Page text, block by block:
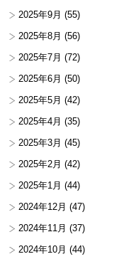
2025年9月 (55)
2025年8月 (56)
2025年7月 (72)
2025年6月 (50)
2025年5月 (42)
2025年4月 (35)
2025年3月 (45)
2025年2月 (42)
2025年1月 (44)
2024年12月 (47)
2024年11月 (37)
2024年10月 (44)